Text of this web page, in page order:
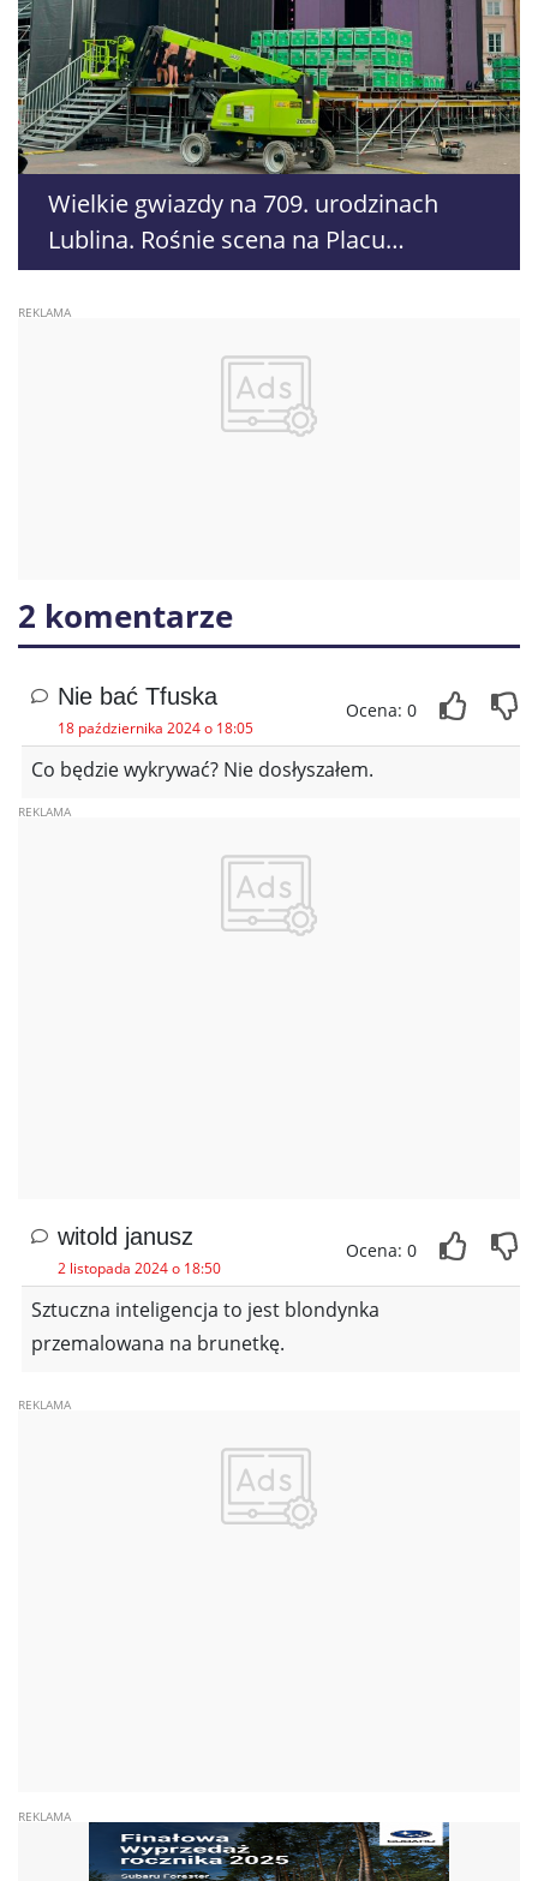
Wielkie gwiazdy na 709. urodzinach
Lublina. Rośnie scena na Placu
Zamkowym
2 komentarze
Nie bać Tfuska
18 października 2024 o 18:05
Ocena: 0
Co będzie wykrywać? Nie dosłyszałem.
witold janusz
2 listopada 2024 o 18:50
Ocena: 0
Sztuczna inteligencja to jest blondynka
przemalowana na brunetkę.